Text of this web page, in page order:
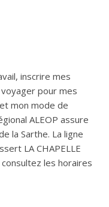
inscrire mes
pour mes
mon mode de
ALEOP assure
la Sarthe. La ligne
LA CHAPELLE
consultez les horaires